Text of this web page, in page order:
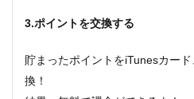
3.ポイントを交換する
貯まったポイントをiTunesカー
換！